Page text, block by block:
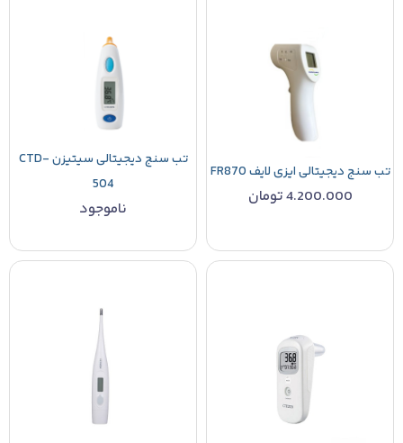
تب سنج دیجیتالی ایزی لایف FR870
4.200.000تومان
تب سنج دیجیتالی سیتیزن CTD-
504
ناموجود